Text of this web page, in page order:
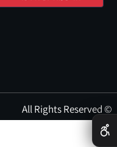
© All Rights Reserved
✕